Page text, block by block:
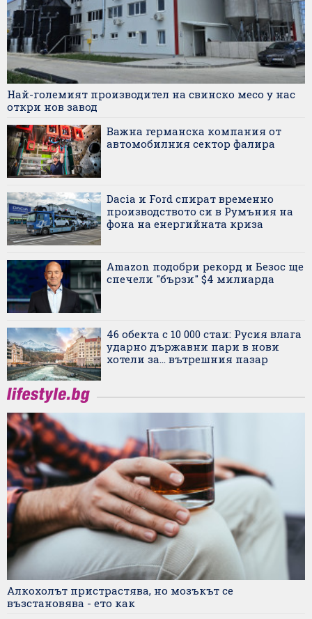
Най-големият производител на свинско месо у нас
откри нов завод
Важна германска компания от
автомобилния сектор фалира
Dacia и Ford спират временно
производството си в Румъния на
фона на енергийната криза
Amazon подобри рекорд и Безос ще
спечели "бързи" $4 милиарда
46 обекта с 10 000 стаи: Русия влага
ударно държавни пари в нови
хотели за... вътрешния пазар
Алкохолът пристрастява, но мозъкът се
възстановява - ето как